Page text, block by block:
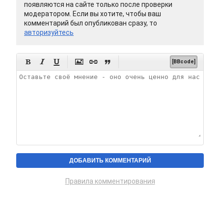
появляются на сайте только после проверки
модератором. Если вы хотите, чтобы ваш
комментарий был опубликован сразу, то
авторизуйтесь
      [BBcode]
Правила комментирования